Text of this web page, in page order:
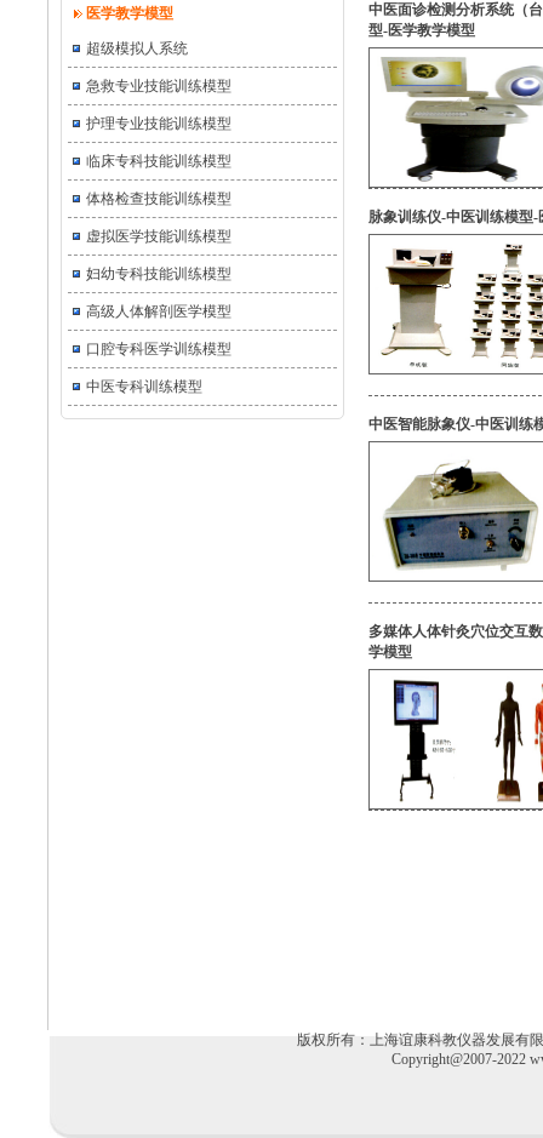
医学教学模型
超级模拟人系统
急救专业技能训练模型
护理专业技能训练模型
临床专科技能训练模型
体格检查技能训练模型
虚拟医学技能训练模型
妇幼专科技能训练模型
高级人体解剖医学模型
口腔专科医学训练模型
中医专科训练模型
中医面诊检测分析系统（
型-医学教学模型
脉象训练仪-中医训练模型-
中医智能脉象仪-中医训练
多媒体人体针灸穴位交互
学模型
版权所有：上海谊康科教仪器发展有限
Copyright@2007-2022